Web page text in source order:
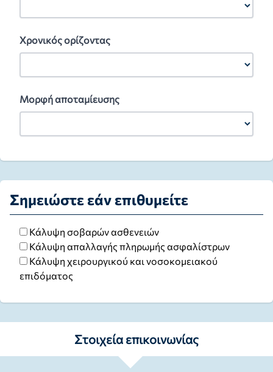
Χρονικός ορίζοντας
Μορφή αποταμίευσης
Σημειώστε εάν επιθυμείτε
Κάλυψη σοβαρών ασθενειών
Κάλυψη απαλλαγής πληρωμής ασφαλίστρων
Κάλυψη χειρουργικού και νοσοκομειακού
επιδόματος
Στοιχεία επικοινωνίας